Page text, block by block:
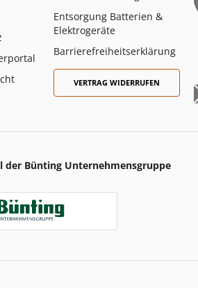
Entsorgung Batterien &
Elektrogeräte
Barrierefreiheitserklärung
VERTRAG WIDERRUFEN
der Bünting Unternehmensgruppe